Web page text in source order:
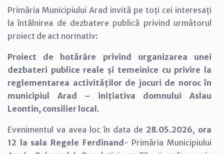
Primăria Municipiului Arad invită pe toți cei interesați
la întâlnirea de dezbatere publică privind următorul
proiect de act normativ:
Proiect de hotărâre privind organizarea unei
dezbateri publice reale și temeinice cu privire la
reglementarea activităților de jocuri de noroc în
municipiul Arad – inițiativa domnului Aslau
Leontin, consilier local.
Evenimentul va avea loc în data de 28.05.2026, ora
12 la sala Regele Ferdinand- Primăria Municipiului